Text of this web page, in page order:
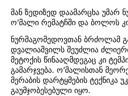
მან ზედიზედ დაამარცხა უმარ
ო’მალი რემატჩში და ბოლოს
ნურმაგომედოვთან ბრძოლამ
დვალიაშვილს შეუძლია
მეტოქის წინააღმდეგაც კი
გამარჯვება. ო’მალისთან
მერაბის დარტყმების ტექნიკა
გაუმჯობესებული იყო.